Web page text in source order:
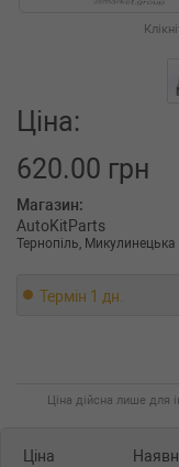
Ціна:
620.00 грн
Магазин:
AutoKitParts
Тернопіль, Микулинецька
Термін 1 дн.
Ціна дійсна лише для
Ціна